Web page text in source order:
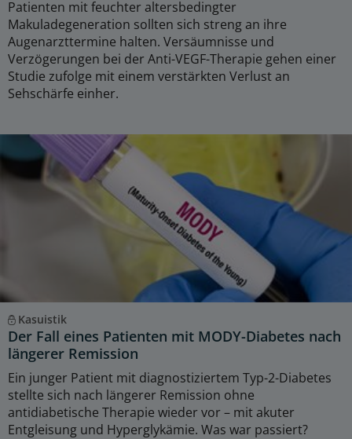
Patienten mit feuchter altersbedingter
Makuladegeneration sollten sich streng an ihre
Augenarzttermine halten. Versäumnisse und
Verzögerungen bei der Anti-VEGF-Therapie gehen einer
Studie zufolge mit einem verstärkten Verlust an
Sehschärfe einher.
Kasuistik
Der Fall eines Patienten mit MODY-Diabetes nach
längerer Remission
Ein junger Patient mit diagnostiziertem Typ-2-Diabetes
stellte sich nach längerer Remission ohne
antidiabetische Therapie wieder vor – mit akuter
Entgleisung und Hyperglykämie. Was war passiert?